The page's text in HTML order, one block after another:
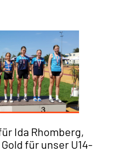
Ida Rhomberg,
für unser U14-